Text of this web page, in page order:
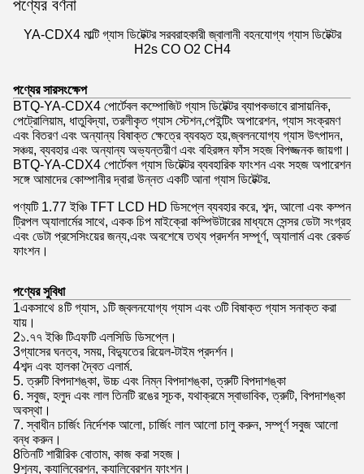
পণ্যের বর্ণনা
YA-CDX4 মাল্টি গ্যাস ডিটেক্টর সরবরাহকারী জ্বালানী বহনযোগ্য গ্যাস ডিটেক্টর
H2s CO O2 CH4
পণ্যের সারসংক্ষেপ
BTQ-YA-CDX4 পোর্টেবল কম্পোজিট গ্যাস ডিটেক্টর ব্যাপকভাবে রাসায়নিক,
পেট্রোলিয়াম, ধাতুবিদ্যা, তরলীকৃত গ্যাস স্টেশন,পেইন্টিং অপারেশন, গ্যাস সংক্রমণ
এবং বিতরণ এবং অন্যান্য বিষাক্ত ক্ষেত্রে ব্যবহৃত হয়,জ্বলনযোগ্য গ্যাস উৎপাদন,
সঞ্চয়, ব্যবহার এবং অন্যান্য অভ্যন্তরীণ এবং বহিরঙ্গন ফাঁস সহজ বিপজ্জনক জায়গা।
BTQ-YA-CDX4 পোর্টেবল গ্যাস ডিটেক্টর ব্যবহারিক ফাংশন এবং সহজ অপারেশন
সঙ্গে আমাদের কোম্পানীর দ্বারা উন্নত একটি আনা গ্যাস ডিটেক্টর.
পণ্যটি 1.77 ইঞ্চি TFT LCD HD ডিসপ্লে ব্যবহার করে, শব্দ, আলো এবং কম্পন
ট্রিপল অ্যালার্মের সাথে, একক চিপ মাইক্রো কম্পিউটারের মাধ্যমে সেন্সর ডেটা সংগ্রহ
এবং ডেটা প্রসেসিংয়ের জন্য,এবং অবশেষে তথ্য প্রদর্শন সম্পূর্ণ, অ্যালার্ম এবং রেকর্ড
ফাংশন।
পণ্যের সুবিধা
1একসাথে ৪টি গ্যাস, ১টি জ্বলনযোগ্য গ্যাস এবং ৩টি বিষাক্ত গ্যাস সনাক্ত করা
যায়।
2১.৭৭ ইঞ্চি টিএফটি এলসিডি ডিসপ্লে।
3গ্যাসের ঘনত্ব, সময়, বিদ্যুতের রিয়েল-টাইম প্রদর্শন।
4শব্দ এবং হালকা দ্বৈত এলার্ম.
5. ত্রুটি বিপদাশঙ্কা, উচ্চ এবং নিম্ন বিপদাশঙ্কা, ত্রুটি বিপদাশঙ্কা
6. সবুজ, হলুদ এবং লাল তিনটি রঙের সূচক, যথাক্রমে স্বাভাবিক, ত্রুটি, বিপদাশঙ্কা
অবস্থা।
7. স্বাধীন চার্জিং নির্দেশক আলো, চার্জিং লাল আলো চালু করুন, সম্পূর্ণ সবুজ আলো
বন্ধ করুন।
8তিনটি শারীরিক বোতাম, কাজ করা সহজ।
9শূন্য, ক্যালিব্রেশন, ক্যালিব্রেশন ফাংশন।